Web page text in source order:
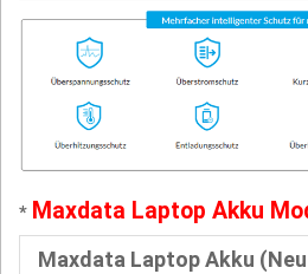
* Maxdata Laptop Akku
Maxdata Laptop Akku